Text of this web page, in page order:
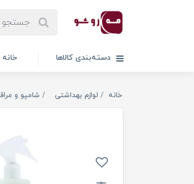
دسته‌بندی کالاها خانه
خانه لوازم بهداشتی شامپو و